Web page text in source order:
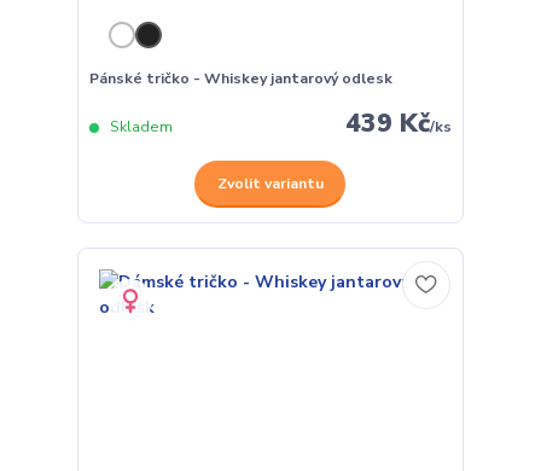
Pánské tričko - Whiskey jantarový odlesk
439 Kč/ks
Skladem
Zvolit variantu